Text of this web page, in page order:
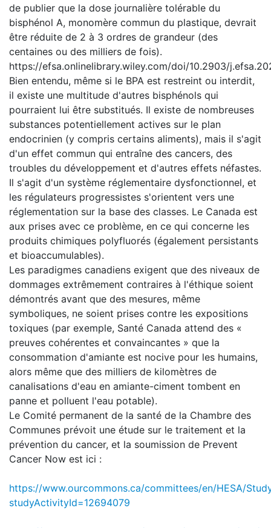
de publier que la dose journalière tolérable du
bisphénol A, monomère commun du plastique, devrait
être réduite de 2 à 3 ordres de grandeur (des
centaines ou des milliers de fois).
https://efsa.onlinelibrary.wiley.com/doi/10.2903/
Bien entendu, même si le BPA est restreint ou interdit,
il existe une multitude d'autres bisphénols qui
pourraient lui être substitués. Il existe de nombreuses
substances potentiellement actives sur le plan
endocrinien (y compris certains aliments), mais il s'agit
d'un effet commun qui entraîne des cancers, des
troubles du développement et d'autres effets néfastes.
Il s'agit d'un système réglementaire dysfonctionnel, et
les régulateurs progressistes s'orientent vers une
réglementation sur la base des classes. Le Canada est
aux prises avec ce problème, en ce qui concerne les
produits chimiques polyfluorés (également persistants
et bioaccumulables).
Les paradigmes canadiens exigent que des niveaux de
dommages extrêmement contraires à l'éthique soient
démontrés avant que des mesures, même
symboliques, ne soient prises contre les expositions
toxiques (par exemple, Santé Canada attend des «
preuves cohérentes et convaincantes » que la
consommation d'amiante est nocive pour les humains,
alors même que des milliers de kilomètres de
canalisations d'eau en amiante-ciment tombent en
panne et polluent l'eau potable).
Le Comité permanent de la santé de la Chambre des
Communes prévoit une étude sur le traitement et la
prévention du cancer, et la soumission de Prevent
Cancer Now est ici :
https://www.ourcommons.ca/committees/en/HESA/
studyActivityId=12694079